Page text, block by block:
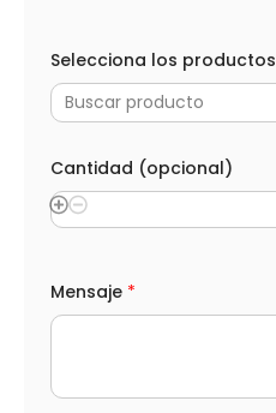
Selecciona los productos
Buscar producto
Cantidad (opcional)
o
s
é
Mensaje *